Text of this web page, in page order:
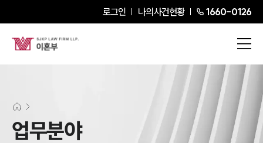
로그인 나의사건현황 1660-0126
업무분야